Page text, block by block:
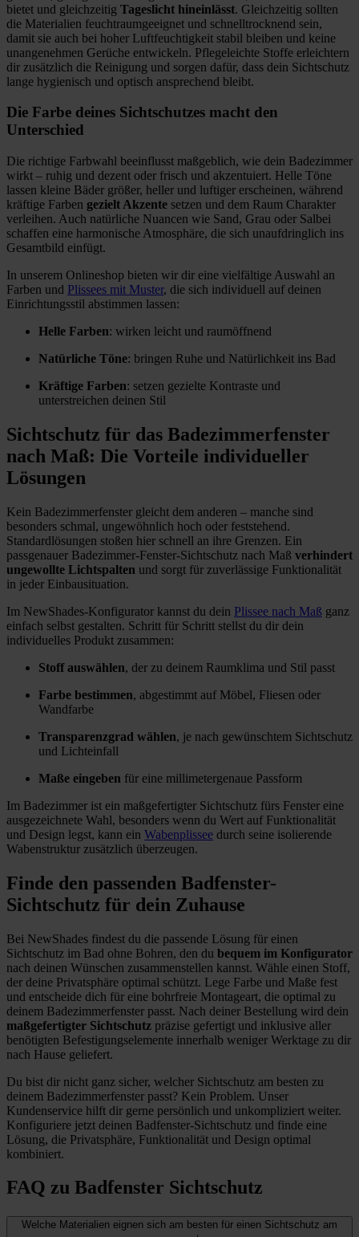
bietet und gleichzeitig Tageslicht hineinlässt. Gleichzeitig sollten
die Materialien feuchtraumgeeignet und schnelltrocknend sein,
damit sie auch bei hoher Luftfeuchtigkeit stabil bleiben und keine
unangenehmen Gerüche entwickeln. Pflegeleichte Stoffe erleichtern
dir zusätzlich die Reinigung und sorgen dafür, dass dein Sichtschutz
lange hygienisch und optisch ansprechend bleibt.
Die Farbe deines Sichtschutzes macht den
Unterschied
Die richtige Farbwahl beeinflusst maßgeblich, wie dein Badezimmer
wirkt – ruhig und dezent oder frisch und akzentuiert. Helle Töne
lassen kleine Bäder größer, heller und luftiger erscheinen, während
kräftige Farben gezielt Akzente setzen und dem Raum Charakter
verleihen. Auch natürliche Nuancen wie Sand, Grau oder Salbei
schaffen eine harmonische Atmosphäre, die sich unaufdringlich ins
Gesamtbild einfügt.
In unserem Onlineshop bieten wir dir eine vielfältige Auswahl an
Farben und Plissees mit Muster, die sich individuell auf deinen
Einrichtungsstil abstimmen lassen:
Helle Farben: wirken leicht und raumöffnend
Natürliche Töne: bringen Ruhe und Natürlichkeit ins Bad
Kräftige Farben: setzen gezielte Kontraste und
unterstreichen deinen Stil
Sichtschutz für das Badezimmerfenster
nach Maß: Die Vorteile individueller
Lösungen
Kein Badezimmerfenster gleicht dem anderen – manche sind
besonders schmal, ungewöhnlich hoch oder feststehend.
Standardlösungen stoßen hier schnell an ihre Grenzen. Ein
passgenauer Badezimmer-Fenster-Sichtschutz nach Maß verhindert
ungewollte Lichtspalten und sorgt für zuverlässige Funktionalität
in jeder Einbausituation.
Im NewShades-Konfigurator kannst du dein Plissee nach Maß ganz
einfach selbst gestalten. Schritt für Schritt stellst du dir dein
individuelles Produkt zusammen:
Stoff auswählen, der zu deinem Raumklima und Stil passt
Farbe bestimmen, abgestimmt auf Möbel, Fliesen oder
Wandfarbe
Transparenzgrad wählen, je nach gewünschtem Sichtschutz
und Lichteinfall
Maße eingeben für eine millimetergenaue Passform
Im Badezimmer ist ein maßgefertigter Sichtschutz fürs Fenster eine
ausgezeichnete Wahl, besonders wenn du Wert auf Funktionalität
und Design legst, kann ein Wabenplissee durch seine isolierende
Wabenstruktur zusätzlich überzeugen.
Finde den passenden Badfenster-
Sichtschutz für dein Zuhause
Bei NewShades findest du die passende Lösung für einen
Sichtschutz im Bad ohne Bohren, den du bequem im Konfigurator
nach deinen Wünschen zusammenstellen kannst. Wähle einen Stoff,
der deine Privatsphäre optimal schützt. Lege Farbe und Maße fest
und entscheide dich für eine bohrfreie Montageart, die optimal zu
deinem Badezimmerfenster passt. Nach deiner Bestellung wird dein
maßgefertigter Sichtschutz präzise gefertigt und inklusive aller
benötigten Befestigungselemente innerhalb weniger Werktage zu dir
nach Hause geliefert.
Du bist dir nicht ganz sicher, welcher Sichtschutz am besten zu
deinem Badezimmerfenster passt? Kein Problem. Unser
Kundenservice hilft dir gerne persönlich und unkompliziert weiter.
Konfiguriere jetzt deinen Badfenster-Sichtschutz und finde eine
Lösung, die Privatsphäre, Funktionalität und Design optimal
kombiniert.
FAQ zu Badfenster Sichtschutz
Welche Materialien eignen sich am besten für einen Sichtschutz am